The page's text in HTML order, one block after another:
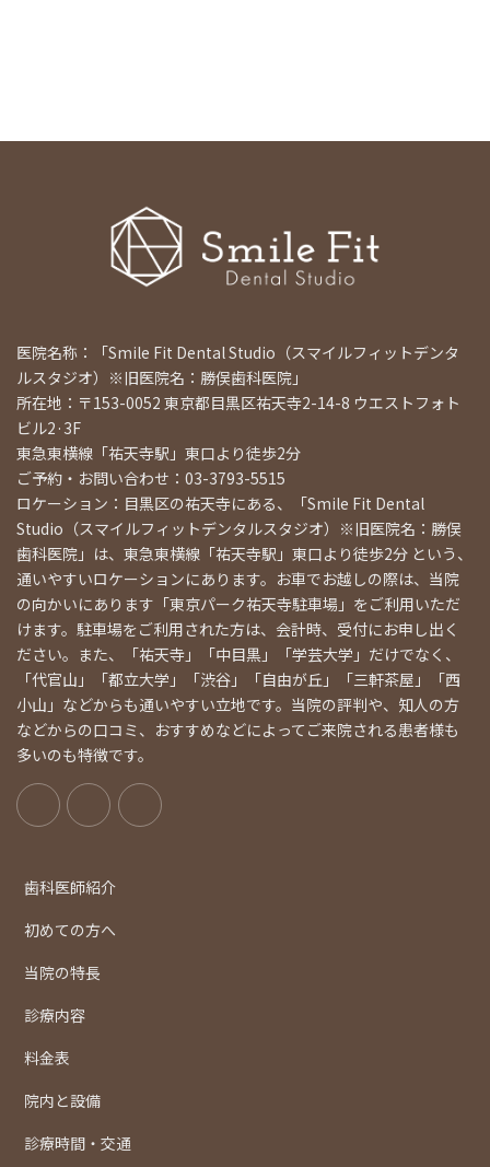
医院名称：「Smile Fit Dental Studio（スマイルフィットデンタ
ルスタジオ）※旧医院名：勝俣歯科医院」
所在地：〒153-0052 東京都目黒区祐天寺2-14-8 ウエストフォト
ビル2·3F
東急東横線「祐天寺駅」東口より徒歩2分
ご予約・お問い合わせ：03-3793-5515
ロケーション：目黒区の祐天寺にある、「Smile Fit Dental
Studio（スマイルフィットデンタルスタジオ）※旧医院名：勝俣
歯科医院」は、東急東横線「祐天寺駅」東口より徒歩2分 という、
通いやすいロケーションにあります。お車でお越しの際は、当院
の向かいにあります「東京パーク祐天寺駐車場」をご利用いただ
けます。駐車場をご利用された方は、会計時、受付にお申し出く
ださい。また、「祐天寺」「中目黒」「学芸大学」だけでなく、
「代官山」「都立大学」「渋谷」「自由が丘」「三軒茶屋」「西
小山」などからも通いやすい立地です。当院の評判や、知人の方
などからの口コミ、おすすめなどによってご来院される患者様も
多いのも特徴です。
歯科医師紹介
初めての方へ
当院の特長
診療内容
料金表
院内と設備
診療時間・交通